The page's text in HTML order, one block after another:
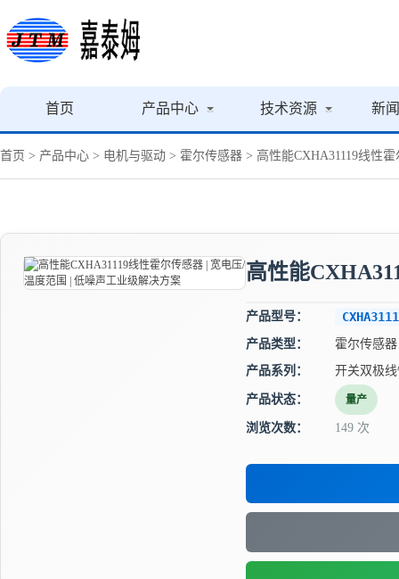
首页 产品中心 技术资源 新
首页 > 产品中心 > 电机与驱动 > 霍尔传感器 > 高性能CXHA31119线性
高性能
产品型号：
产品类型：
霍尔传感器
产品系列：
开关双极
产品状态： 量产
浏览次数： 149 次